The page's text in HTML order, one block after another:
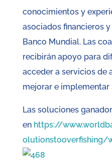
conocimientos y
asociados financieros
Banco Mundial. Las
recibirán apoyo para
acceder a servicios de
mejorar e implementar
Las soluciones
en https://
olutionstooverfishing/